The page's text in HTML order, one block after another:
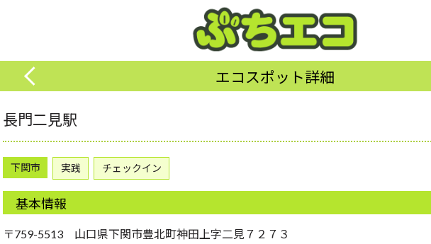
エコスポット詳細
長門二見駅
下関市 実践 チェックイン
基本情報
〒759-5513 山口県下関市豊北町神田上字二見７２７３